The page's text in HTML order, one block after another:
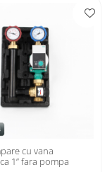
cu vana
1” fara pompa